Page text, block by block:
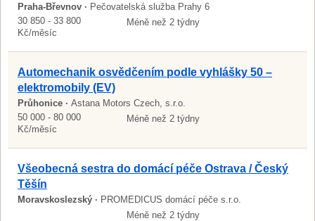
Praha-Břevnov · Pečovatelská služba Prahy 6
30 850 - 33 800
Kč/měsíc
Méně než 2 týdny
Automechanik osvědčením podle vyhlášky 50 –
elektromobily (EV)
Průhonice · Astana Motors Czech, s.r.o.
50 000 - 80 000
Kč/měsíc
Méně než 2 týdny
Všeobecná sestra do domácí péče Ostrava / Český
Těšín
Moravskoslezský · PROMEDICUS domácí péče s.r.o.
Méně než 2 týdny